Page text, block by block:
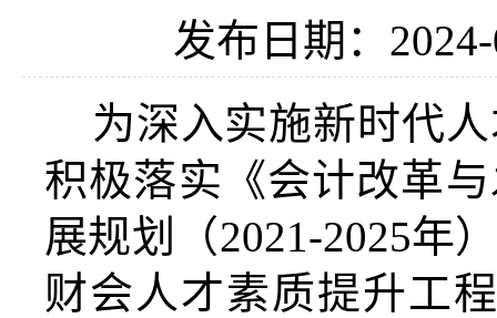
发布日期：
为深入实施新时代
积极落实《会计改革
展规划（2021-2025年
财会人才素质提升工